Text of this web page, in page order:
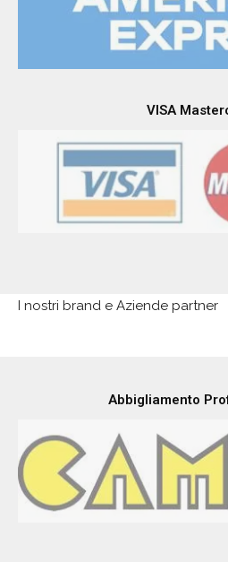
VISA
I nostri brand e Aziende partner
Abbigliamento